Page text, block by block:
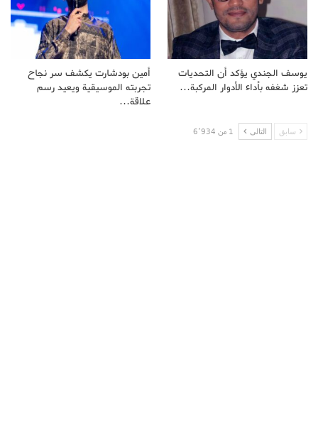
يوسف الجندي يؤكد أن التحديات
تعزز شغفه بأداء الأدوار المركبة…
أمين بودشارت يكشف سر نجاح
تجربته الموسيقية ويعيد رسم
علاقة…
سابق التالى 1 من 6٬934